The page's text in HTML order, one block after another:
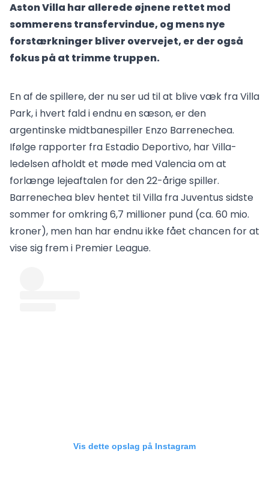
Aston Villa har allerede øjnene rettet mod
sommerens transfervindue, og mens nye
forstærkninger bliver overvejet, er der også
fokus på at trimme truppen.
En af de spillere, der nu ser ud til at blive væk fra Villa
Park, i hvert fald i endnu en sæson, er den
argentinske midtbanespiller Enzo Barrenechea.
Ifølge rapporter fra Estadio Deportivo, har Villa-
ledelsen afholdt et møde med Valencia om at
forlænge lejeaftalen for den 22-årige spiller.
Barrenechea blev hentet til Villa fra Juventus sidste
sommer for omkring 6,7 millioner pund (ca. 60 mio.
kroner), men han har endnu ikke fået chancen for at
vise sig frem i Premier League.
Vis dette opslag på Instagram